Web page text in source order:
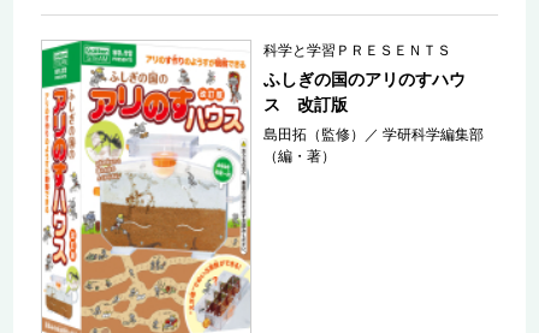
科学と学習ＰＲＥＳＥＮＴＳ
ふしぎの国のアリのすハウ
ス 改訂版
島田拓（監修） ／学研科学編集部
（編・著）